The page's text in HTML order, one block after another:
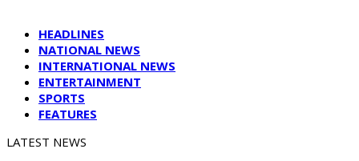
HEADLINES
NATIONAL NEWS
INTERNATIONAL NEWS
ENTERTAINMENT
SPORTS
FEATURES
LATEST NEWS